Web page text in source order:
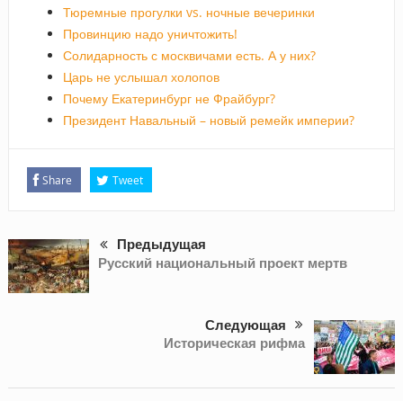
Тюремные прогулки vs. ночные вечеринки
Провинцию надо уничтожить!
Солидарность с москвичами есть. А у них?
Царь не услышал холопов
Почему Екатеринбург не Фрайбург?
Президент Навальный – новый ремейк империи?
Share Tweet
Предыдущая
Русский национальный проект мертв
Следующая
Историческая рифма